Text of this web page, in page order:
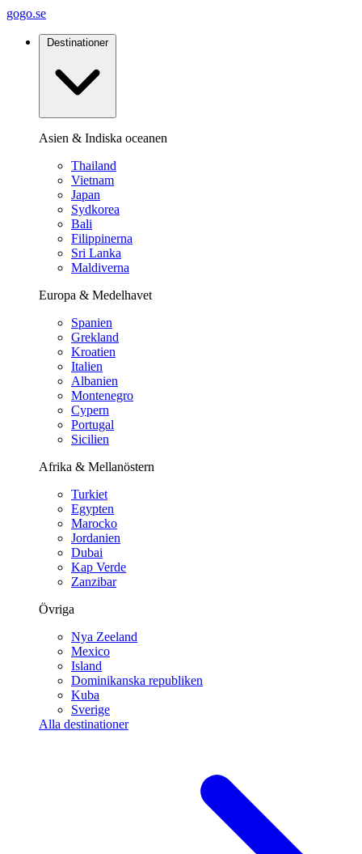
gogo.se
Destinationer
Asien & Indiska oceanen
Thailand
Vietnam
Japan
Sydkorea
Bali
Filippinerna
Sri Lanka
Maldiverna
Europa & Medelhavet
Spanien
Grekland
Kroatien
Italien
Albanien
Montenegro
Cypern
Portugal
Sicilien
Afrika & Mellanöstern
Turkiet
Egypten
Marocko
Jordanien
Dubai
Kap Verde
Zanzibar
Övriga
Nya Zeeland
Mexico
Island
Dominikanska republiken
Kuba
Sverige
Alla destinationer